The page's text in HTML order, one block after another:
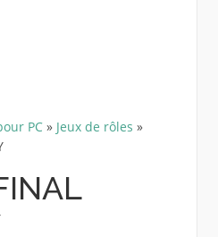
PC» Jeux de rôles »